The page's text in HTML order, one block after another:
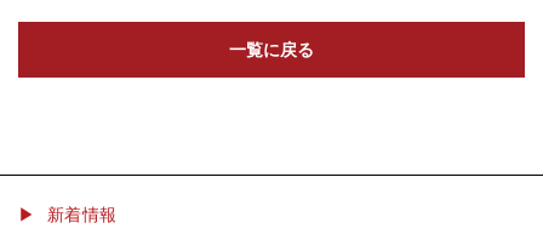
一覧に戻る
▶ 新着情報